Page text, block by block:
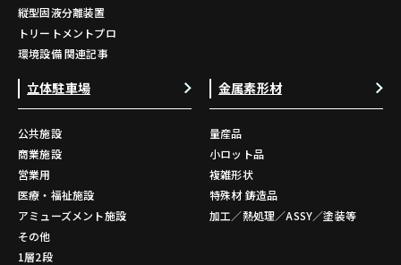
縦型固液分離装置
トリートメントプロ
環境設備 関連記事
立体駐車場
公共施設
商業施設
営業用
医療・福祉施設
アミューズメント施設
その他
1層2段
金属素形材
量産品
小ロット品
複雑形状
特殊材 鋳造品
加工／熱処理／ASSY／塗装等